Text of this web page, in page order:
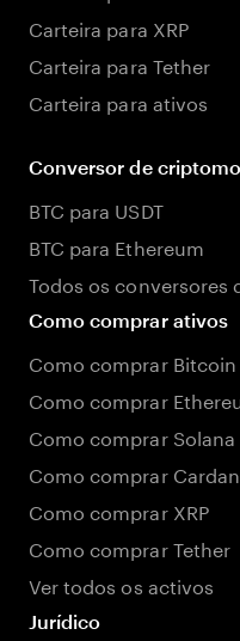
Carteira para XRP
Carteira para Tether
Carteira para ativos
Conversor de
BTC para USDT
BTC para Ethereum
Todos os conversores
Como comprar ativos
Como comprar Bitcoin
Como comprar
Como comprar Solana
Como comprar
Como comprar XRP
Como comprar Tether
Ver todos os activos
Jurídico